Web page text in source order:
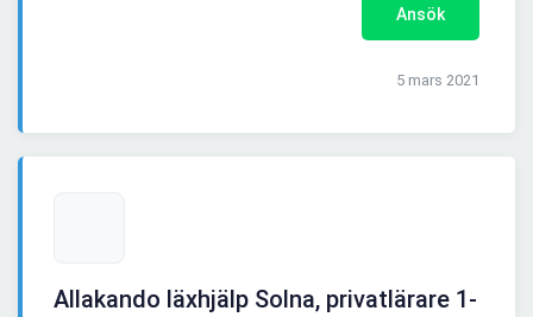
Ansök
5 mars 2021
Allakando läxhjälp Solna, privatlärare 1-